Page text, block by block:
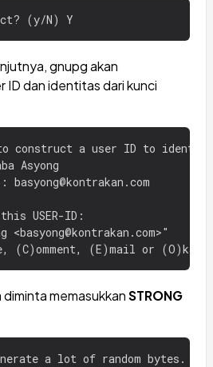
gnupg akan
ID dan identitas dari kunci
to construct a user ID to
Asyong
basyong@kontrakan.com
USER-ID:
<basyong@kontrakan.com>"
memasukkanSTRONG
a lot of random bytes.